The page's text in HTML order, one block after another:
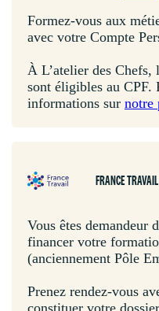
Formez-vous aux
avec votre Compte
À L’atelier des
sont éligibles au CPF.
informations sur notre
FRANCE
Vous êtes demandeur
financer votre
(anciennement Pôle
Prenez rendez-vous
constituer votre dossier.